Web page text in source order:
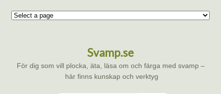
Svamp.se
För dig som vill plocka, äta, läsa om och färga med svamp –
här finns kunskap och verktyg